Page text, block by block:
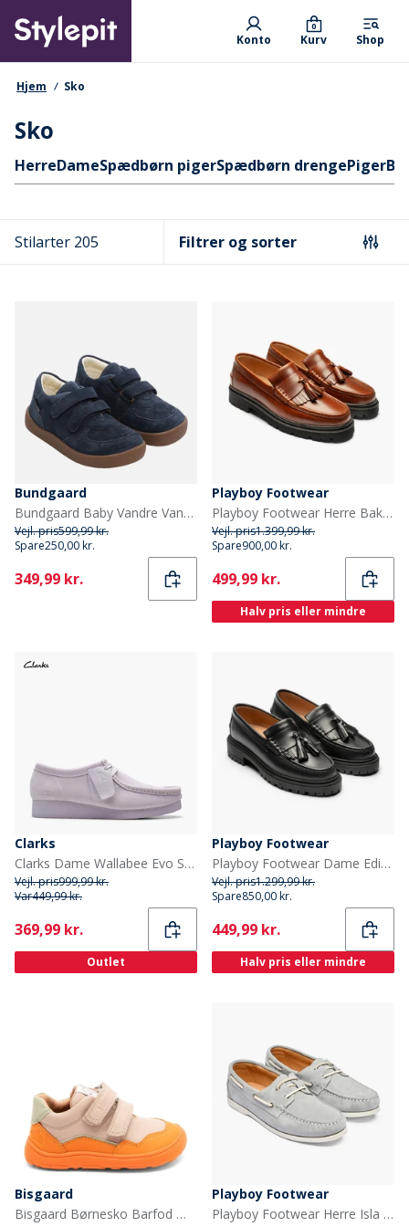
main
content
Primary departments
Konto Kurv
0
Shop
navigationssti
Hjem Sko
Sko
Hurtige links
HerreDameSpædbørn pigerSpædbørn drengePiger
Stilarter 205 Filtrer og sorter
Bundgaard
Bundgaard Baby Vandre Vandtætte Sko Navy
Vejl. pris599,99 kr.
Spare250,00 kr.
Current
349,99 kr.
Playboy Footwear
Playboy Footwear Herre Baker loafers Brandy Leather
Vejl. pris1.399,99 kr.
Spare900,00 kr.
Current
499,99 kr.
Halv pris eller mindre
Clarks
Clarks Dame Wallabee Evo Sko Lilac Suede
Vejl. pris999,99 kr.
Var449,99 kr.
Current
369,99 kr.
Outlet
Playboy Footwear
Playboy Footwear Dame Edith loafers Black Leather
Vejl. pris1.299,99 kr.
Spare850,00 kr.
Current
449,99 kr.
Halv pris eller mindre
Bisgaard
Bisgaard Børnesko Barfod Morten Orange
Playboy Footwear
Playboy Footwear Herre Isla sko Grey Suede/Off White